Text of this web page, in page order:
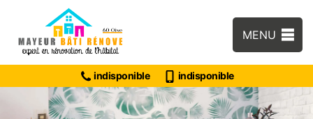
MENU
indisponible indisponible